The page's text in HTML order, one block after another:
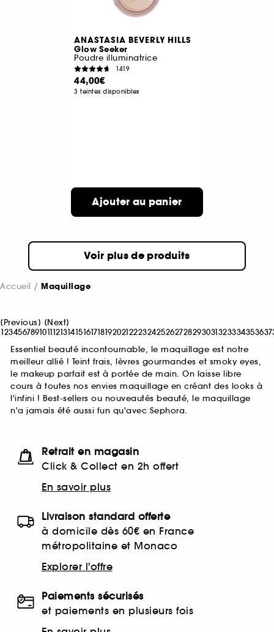
ANASTASIA BEVERLY HILLS
Glow Seeker
Poudre illuminatrice
1419
44,00€
3 teintes disponibles
Ajouter au panier
Voir plus de produits
Accueil Maquillage
[Previous] [Next]
12345678910111213141516171819202122232425262728293031323334353637
Essentiel beauté incontournable, le maquillage est notre
meilleur allié ! Teint frais, lèvres gourmandes et smoky eyes,
le makeup parfait est à portée de main. On laisse libre
cours à toutes nos envies maquillage en créant des looks à
l'infini ! Best-sellers ou nouveautés beauté, le maquillage
n'a jamais été aussi fun qu'avec Sephora.
Retrait en magasin
Click & Collect en 2h offert
En savoir plus
Livraison standard offerte
à domicile dès 60€ en France
métropolitaine et Monaco
Explorer l'offre
Paiements sécurisés
et paiements en plusieurs fois